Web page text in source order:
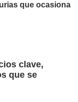
que ocasiona
clave,
que se